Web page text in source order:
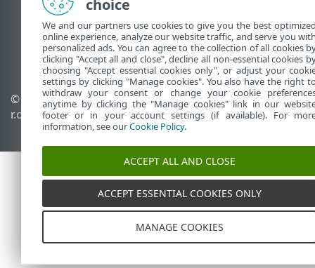
Base de connaissances ESET
Forum ESET
ESET Status Portal
Support régional
© 1992 - 2026 ESET, spol. s
r.o. - Tous droits réservés.
Gérer les cookies
Politique relative aux
choice
We and our partners use cookies to give you the best
online experience, analyze our website traffic, and serve you
personalized ads. You can agree to the collection of all cookies
clicking "Accept all and close", decline all non-essential cookies
choosing "Accept essential cookies only", or adjust your
settings by clicking "Manage cookies". You also have the right
withdraw your consent or change your cookie
anytime by clicking the "Manage cookies" link in our
footer or in your account settings (if available). For
information, see ourCookie Policy.
ACCEPT ALL AND CLOSE
ACCEPT ESSENTIAL COOKIES ONLY
MANAGE COOKIES